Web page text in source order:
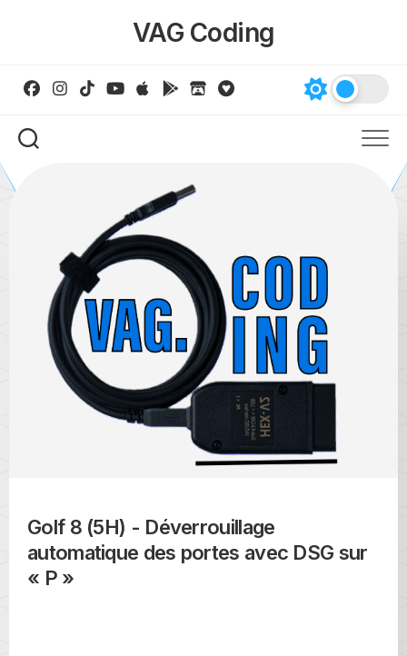
VAG Coding
Golf 8 (5H) - Déverrouillage
automatique des portes avec DSG sur
« P »